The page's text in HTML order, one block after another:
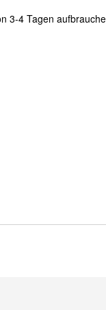
3-4 Tagen